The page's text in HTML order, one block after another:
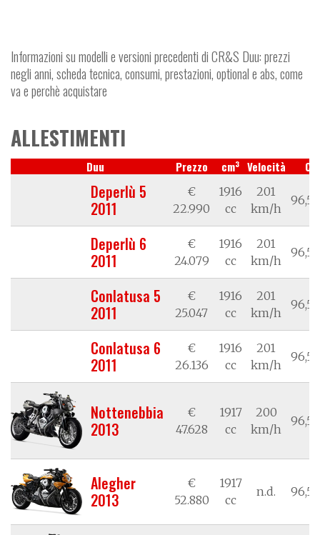
Informazioni su modelli e versioni precedenti di CR&S Duu: prezzi
negli anni, scheda tecnica, consumi, prestazioni, optional e abs, come
va e perchè acquistare
ALLESTIMENTI
Duu Prezzo cm3 Velocità
Deperlù 5
2011
€
22.990
1916
cc
201
km/h
Deperlù 6
2011
€
24.079
1916
cc
201
km/h
Conlatusa 5
2011
€
25.047
1916
cc
201
km/h
Conlatusa 6
2011
€
26.136
1916
cc
201
km/h
Nottenebbia
2013
€
47.628
1917
cc
200
km/h
Alegher
2013
€
52.880
1917
cc
n.d.